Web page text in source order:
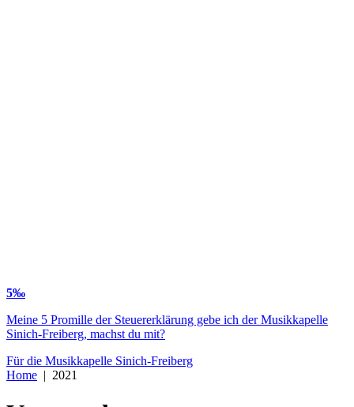
5‰
Meine 5 Promille der Steuererklärung gebe ich der Musikkapelle
Sinich-Freiberg, machst du mit?
Für die Musikkapelle Sinich-Freiberg
Home | 2021